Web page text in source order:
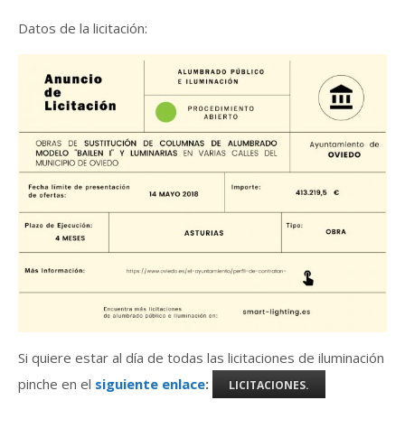
Datos de la licitación:
Si quiere estar al día de todas las licitaciones de iluminación
pinche en el siguiente enlace: LICITACIONES.